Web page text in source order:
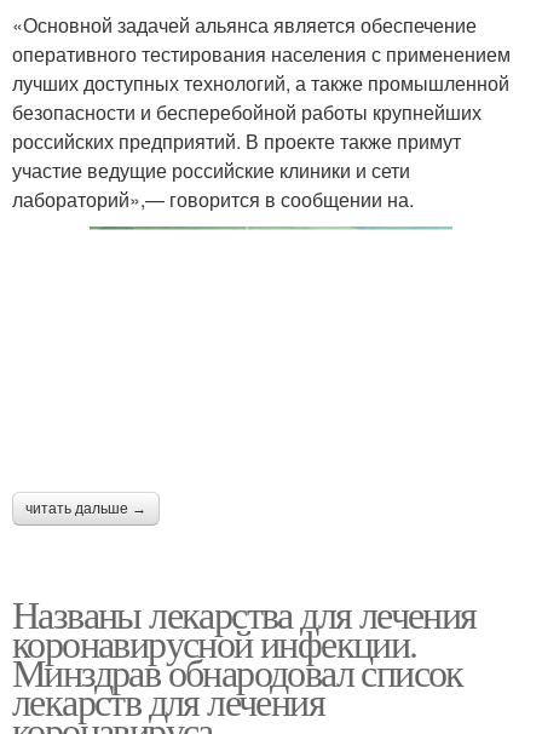
«Основной задачей альянса является обеспечение
оперативного тестирования населения с применением
лучших доступных технологий, а также промышленной
безопасности и бесперебойной работы крупнейших
российских предприятий. В проекте также примут
участие ведущие российские клиники и сети
лабораторий»,— говорится в сообщении на.
читать дальше →
Названы лекарства для лечения
коронавирусной инфекции.
Минздрав обнародовал список
лекарств для лечения